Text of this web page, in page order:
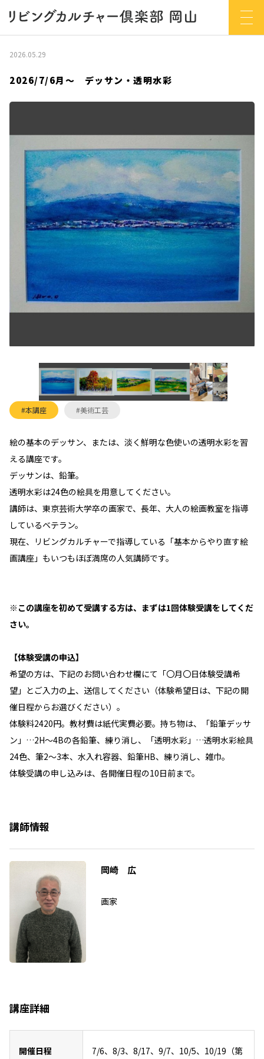
2026.05.29
2026/7/6月～ デッサン・透明水彩
#本講座 #美術工芸
絵の基本のデッサン、または、淡く鮮明な色使いの透明水彩を習
える講座です。
デッサンは、鉛筆。
透明水彩は24色の絵具を用意してください。
講師は、東京芸術大学卒の画家で、長年、大人の絵画教室を指導
しているベテラン。
現在、リビングカルチャーで指導している「基本からやり直す絵
画講座」もいつもほぼ満席の人気講師です。
※この講座を初めて受講する方は、まずは1回体験受講をしてくだ
さい。
【体験受講の申込】
希望の方は、下記のお問い合わせ欄にて「〇月〇日体験受講希
望」とご入力の上、送信してください（体験希望日は、下記の開
催日程からお選びください）。
体験料2420円。教材費は紙代実費必要。持ち物は、「鉛筆デッサ
ン」…2H～4Bの各鉛筆、練り消し、「透明水彩」…透明水彩絵具
24色、筆2～3本、水入れ容器、鉛筆HB、練り消し、雑巾。
体験受講の申し込みは、各開催日程の10日前まで。
講師情報
岡崎 広
画家
講座詳細
開催日程 7/6、8/3、8/17、9/7、10/5、10/19（第